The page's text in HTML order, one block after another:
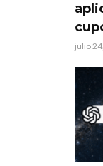
julio